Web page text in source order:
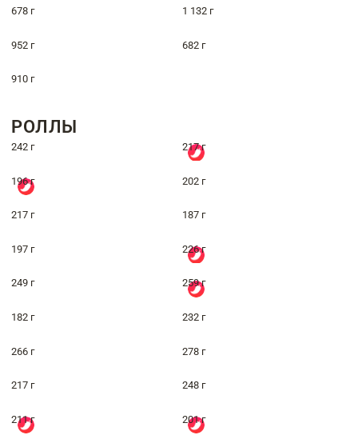
678 г 1 132 г
952 г 682 г
910 г
РОЛЛЫ
242 г 217 г
196 г 202 г
217 г 187 г
197 г 226 г
249 г 259 г
182 г 232 г
266 г 278 г
217 г 248 г
211 г 201 г